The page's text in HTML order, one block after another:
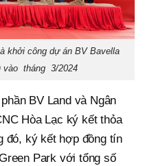
khởi công dự án BV Bavella
vào tháng 3/2024
BV Land và Ngân
Hòa Lạc ký kết thỏa
đó, ký kết hợp đồng tín
Park với tổng số